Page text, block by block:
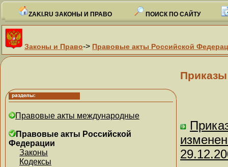
ZAKI.RU ЗАКОНЫ И ПРАВО ПОИСК ПО САЙТУ
Законы и Право-> Правовые акты Российской
Правовые акты международные
Правовые акты Российской
Федерации
Законы
Кодексы